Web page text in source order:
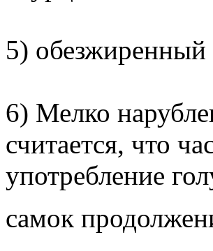
5) обезжиренный
6) Мелко
считается, что
употребление
самок